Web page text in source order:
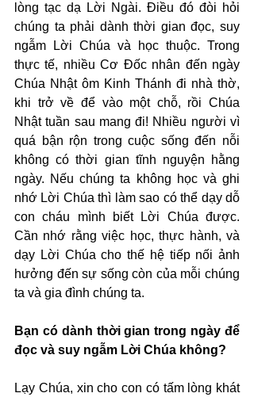
lòng tạc dạ Lời Ngài. Điều đó đòi hỏi
chúng ta phải dành thời gian đọc, suy
ngẫm Lời Chúa và học thuộc. Trong
thực tế, nhiều Cơ Đốc nhân đến ngày
Chúa Nhật ôm Kinh Thánh đi nhà thờ,
khi trở về để vào một chỗ, rồi Chúa
Nhật tuần sau mang đi! Nhiều người vì
quá bận rộn trong cuộc sống đến nỗi
không có thời gian tĩnh nguyện hằng
ngày. Nếu chúng ta không học và ghi
nhớ Lời Chúa thì làm sao có thể dạy dỗ
con cháu mình biết Lời Chúa được.
Cần nhớ rằng việc học, thực hành, và
dạy Lời Chúa cho thế hệ tiếp nối ảnh
hưởng đến sự sống còn của mỗi chúng
ta và gia đình chúng ta.
Bạn có dành thời gian trong ngày để
đọc và suy ngẫm Lời Chúa không?
Lạy Chúa, xin cho con có tấm lòng khát